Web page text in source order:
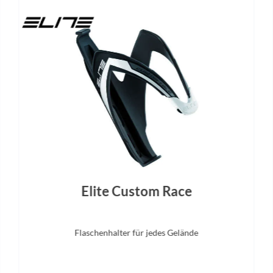
Elite Custom Race
Flaschenhalter für jedes Gelände